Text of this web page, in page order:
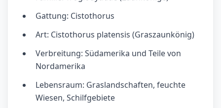
Gattung: Cistothorus
Art: Cistothorus platensis (Graszaunkönig)
Verbreitung: Südamerika und Teile von
Nordamerika
Lebensraum: Graslandschaften, feuchte
Wiesen, Schilfgebiete